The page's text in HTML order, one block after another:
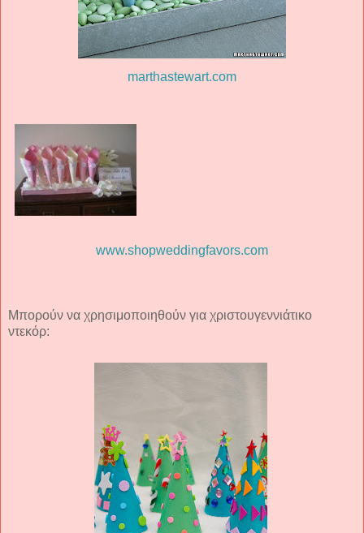
marthastewart.com
www.shopweddingfavors.com
Μπορούν να χρησιμοποιηθούν για χριστουγεννιάτικο
ντεκόρ: